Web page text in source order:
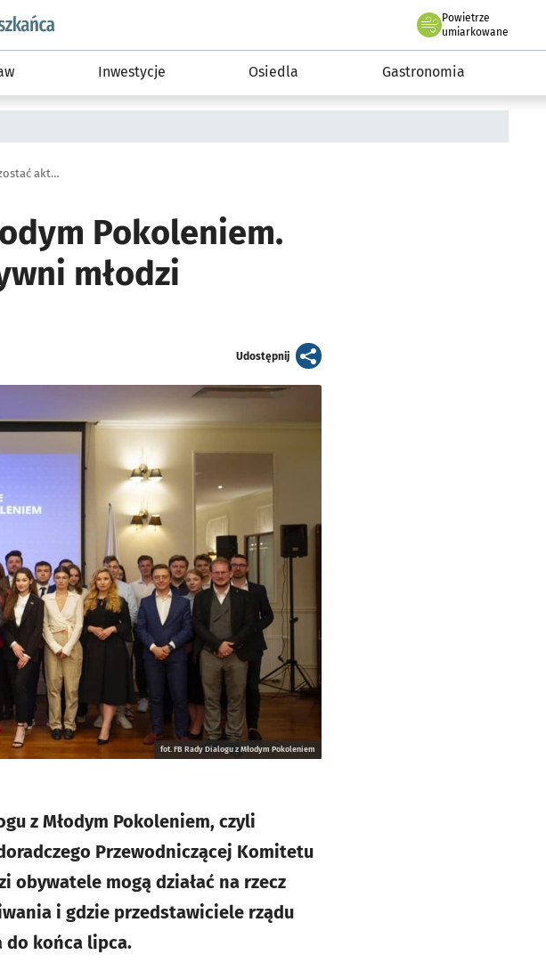
podserwis: Dla mieszkańca
Powietrze
we Wrocławiu
umiarkowane
Inwestycje Osiedla Gastronomia
Nabór do Rady Dialogu z Młodym Pokoleniem. Członkami mogą zostać aktywni młodzi działacze [ZASADY]
Pokoleniem.
młodzi
Udostępnijartykuł
fot. FB Rady Dialogu z Młodym Pokoleniem
z Młodym Pokoleniem, czyli
Przewodniczącej Komitetu
obywatele mogą działać na rzecz
i gdzie przedstawiciele rządu
do końca lipca.